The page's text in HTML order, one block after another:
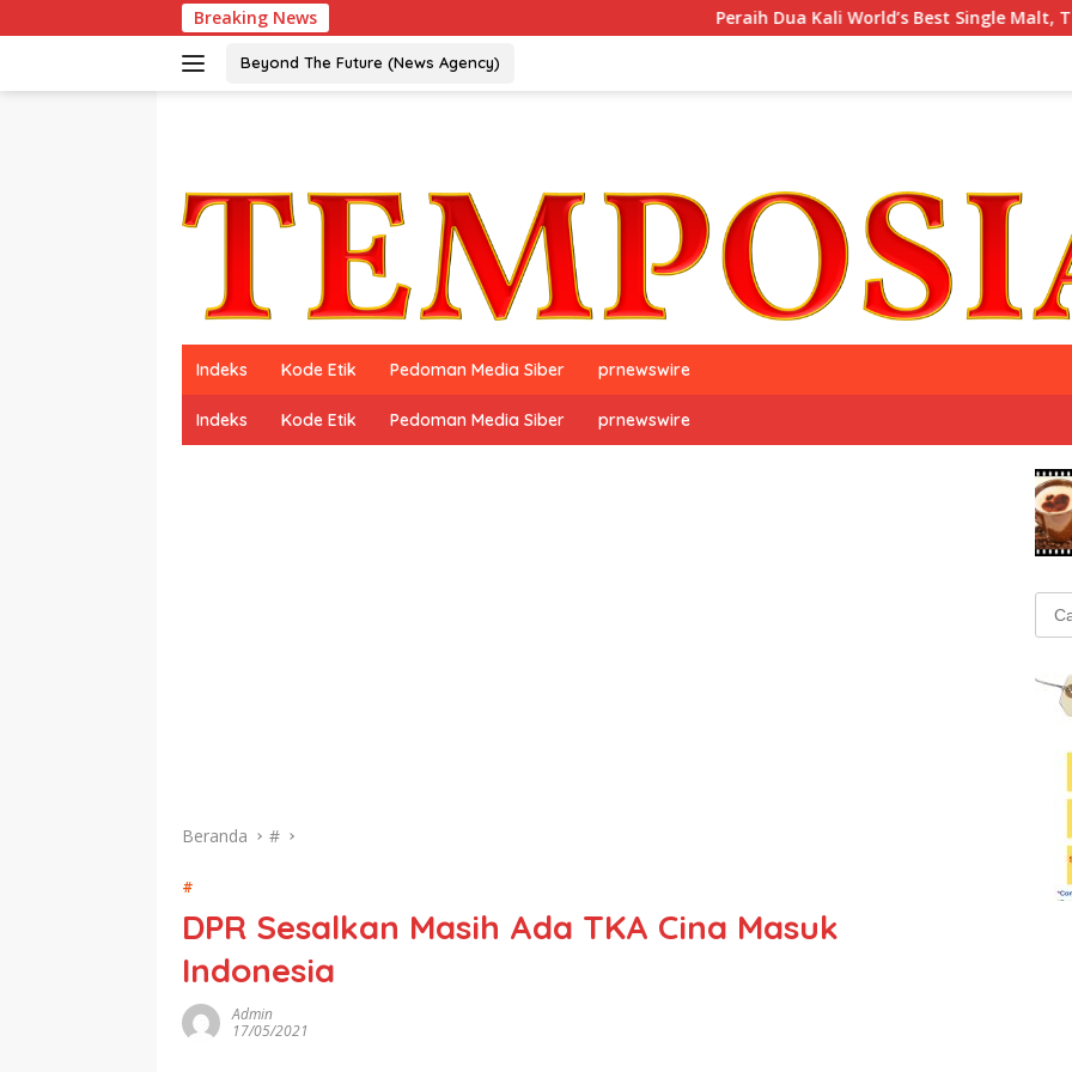
ke
Breaking News Peraih Dua Kali World’s Best Single Malt, The
Beyond The Future (News Agency)
Indeks Kode Etik Pedoman Media Siber prnewswire
Indeks Kode Etik Pedoman Media Siber prnewswire
Beranda #
#
DPR Sesalkan Masih Ada TKA Cina Masuk
Indonesia
Admin
17/05/2021